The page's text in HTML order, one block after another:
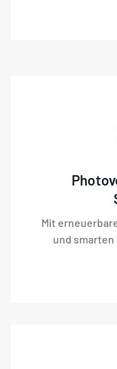
Mit
und